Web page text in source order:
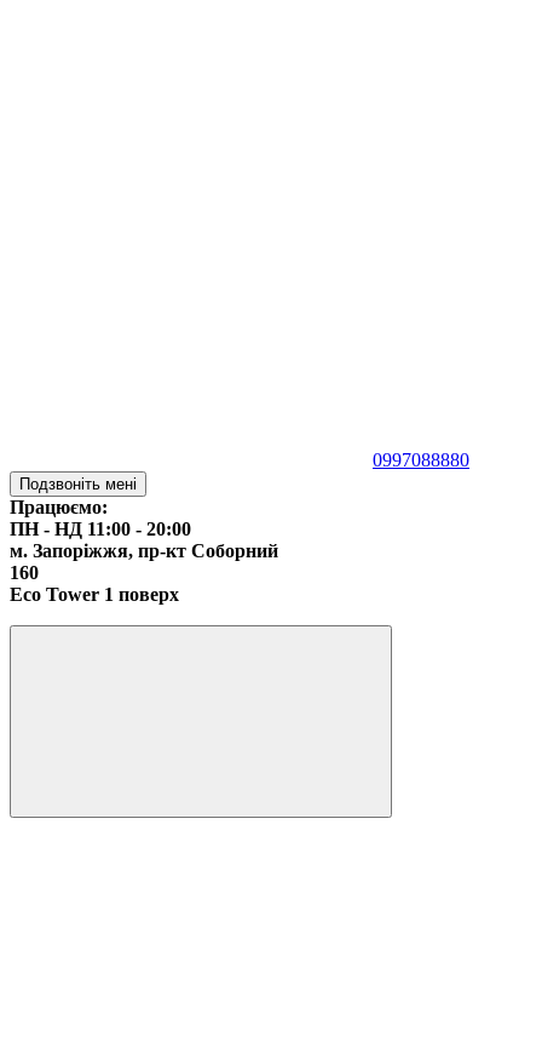
0997088880
Подзвоніть мені
Працюємо:
ПН - НД 11:00 - 20:00
м. Запоріжжя, пр-кт Соборний
160
Eco Tower 1 поверх